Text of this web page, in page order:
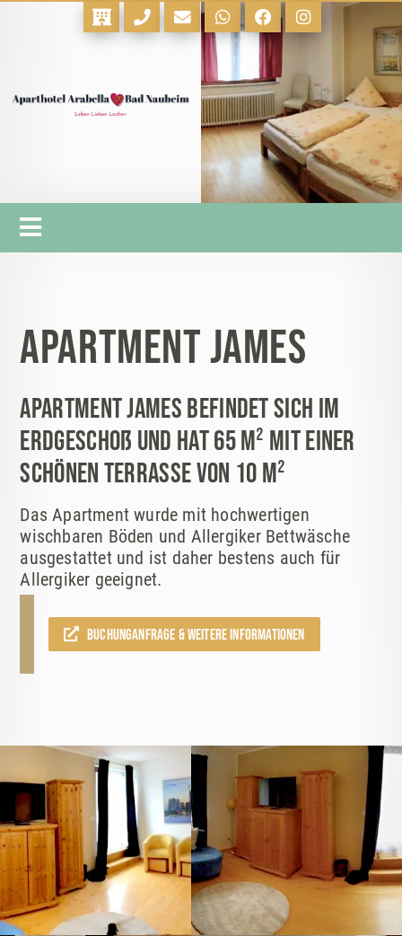
Apartment James
Apartment James befindet sich im
Erdgeschoß und hat 65 m² mit einer
schönen Terrasse von 10 m²
Das Apartment wurde mit hochwertigen
wischbaren Böden und Allergiker Bettwäsche
ausgestattet und ist daher bestens auch für
Allergiker geeignet.
Buchunganfrage & weitere Informationen